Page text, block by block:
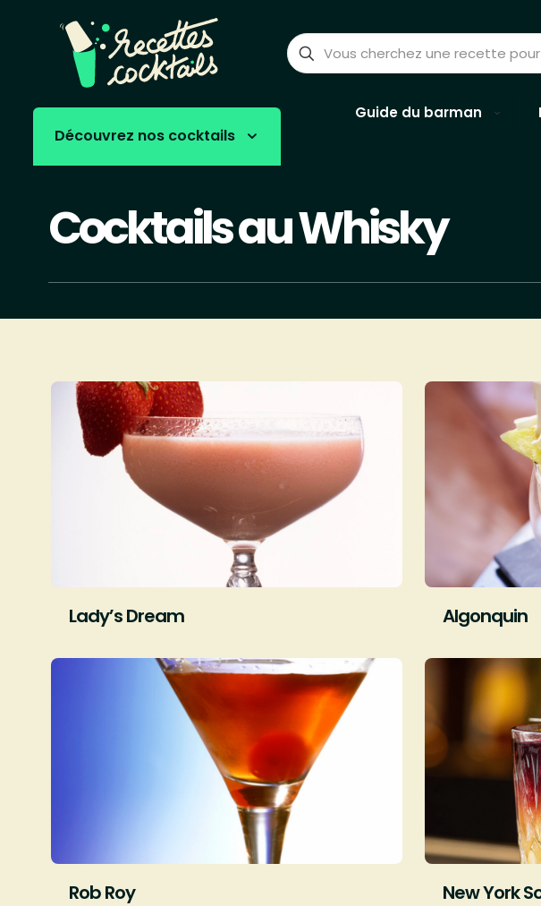
Découvrez nos cocktails
Guide du barman
Cocktails au Whisky
Lady’s Dream Algonquin
Rob Roy New York